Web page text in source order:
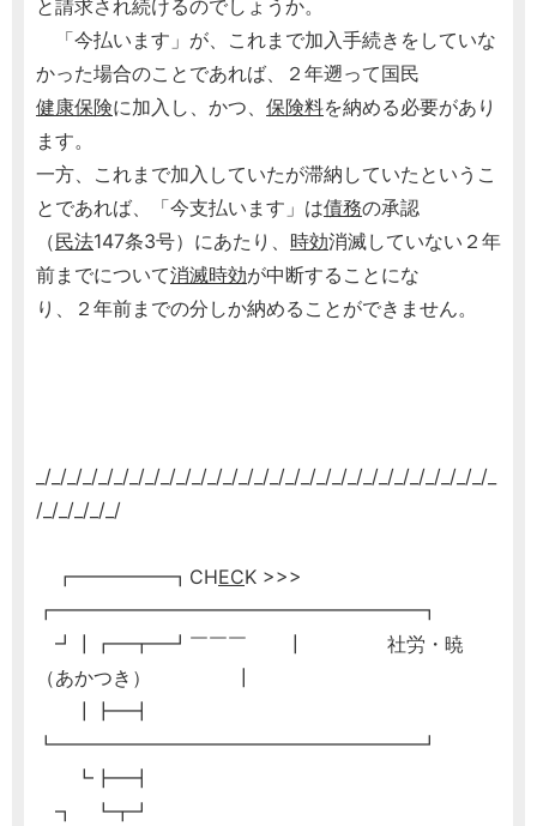
と請求され続けるのでしょうか。
「今払います」が、これまで加入手続きをしていな
かった場合のことであれば、２年遡って国民
健康保険に加入し、かつ、 保険料を納める必要があり
ます。
一方、これまで加入していたが滞納していたというこ
とであれば、「今支払います」は債務の承認
（民法147条3号）にあたり、 時効消滅していない２年
前までについて消滅時効が中断することにな
り、２年前までの分しか納めることができません。
_/_/_/_/_/_/_/_/_/_/_/_/_/_/_/_/_/_/_/_/_/_/_/_/_/_/_/_/_/_
/_/_/_/_/_/
┏━━━━━┓CHECK >>>
┏━━━━━━━━━━━━━━━━━━━┓
┛┃┏━┳━┛￣￣￣ ┃ 社労・暁
（あかつき） ┃
┃┣━┫
┗━━━━━━━━━━━━━━━━━━━┛
┗┣━┫
┓ ┗┳┛